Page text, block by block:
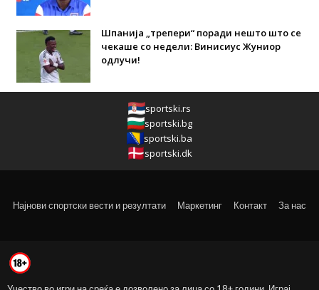
Шпанија „трепери“ поради нешто што се
чекаше со недели: Винисиус Жуниор
одлучи!
sportski.rs
sportski.bg
sportski.ba
sportski.dk
Најнови спортски вести и резултати Маркетинг Контакт За нас